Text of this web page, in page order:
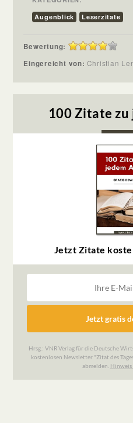
Augenblick
Leserzitate
Bewertung:
Eingereicht von:Christian